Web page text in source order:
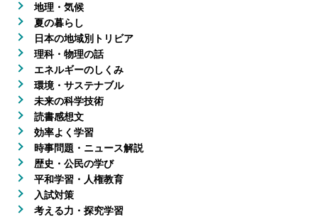
地理・気候
夏の暮らし
日本の地域別トリビア
理科・物理の話
エネルギーのしくみ
環境・サステナブル
未来の科学技術
読書感想文
効率よく学習
時事問題・ニュース解説
歴史・公民の学び
平和学習・人権教育
入試対策
考える力・探究学習